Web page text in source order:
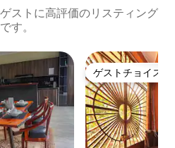
ストに高評価のリスティング
です。
ゲストチョイス
ゲストチョイス